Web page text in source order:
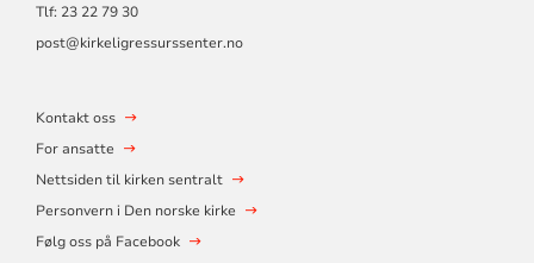
Tlf: 23 22 79 30
post@kirkeligressurssenter.no
Kontakt oss
For ansatte
Nettsiden til kirken sentralt
Personvern i Den norske kirke
Følg oss på Facebook